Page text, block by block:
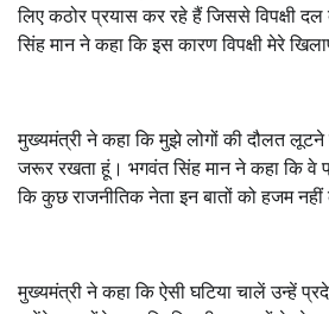
लिए कठोर प्रयास कर रहे हैं जिससे विपक्षी
सिंह मान ने कहा कि इस कारण विपक्षी मेरे
मुख्यमंत्री ने कहा कि मुझे लोगों की दौलत
जरूर रखता हूं। भगवंत सिंह मान ने कहा कि वे
कि कुछ राजनीतिक नेता इन बातों को हजम
मुख्यमंत्री ने कहा कि ऐसी घटिया चालें उन्हें